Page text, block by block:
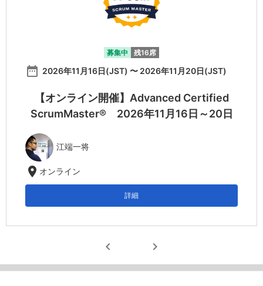
募集中 残16席
date_range 2026年11月16日(JST) 〜 2026年11月20日(JST)
【オンライン開催】Advanced Certified
ScrumMaster® 2026年11月16日～20日
江端一将
location_on オンライン
詳細
chevron_left chevron_right